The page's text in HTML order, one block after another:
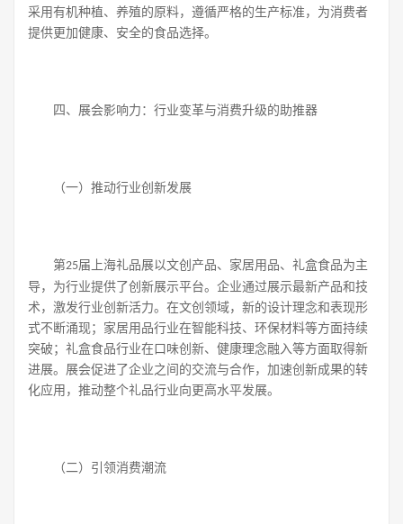
采用有机种植、养殖的原料，遵循严格的生产标准，为消费者
提供更加健康、安全的食品选择。
四、展会影响力：行业变革与消费升级的助推器
（一）推动行业创新发展
第25届上海礼品展以文创产品、家居用品、礼盒食品为主
导，为行业提供了创新展示平台。企业通过展示最新产品和技
术，激发行业创新活力。在文创领域，新的设计理念和表现形
式不断涌现；家居用品行业在智能科技、环保材料等方面持续
突破；礼盒食品行业在口味创新、健康理念融入等方面取得新
进展。展会促进了企业之间的交流与合作，加速创新成果的转
化应用，推动整个礼品行业向更高水平发展。
（二）引领消费潮流